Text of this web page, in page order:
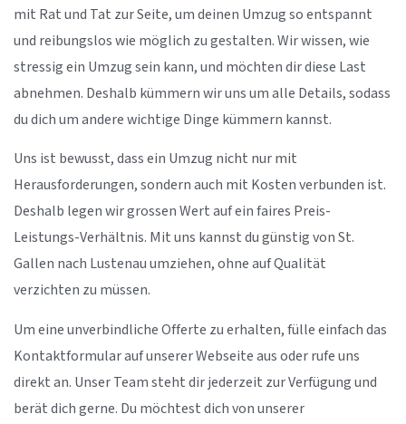
mit Rat und Tat zur Seite, um deinen Umzug so entspannt
und reibungslos wie möglich zu gestalten. Wir wissen, wie
stressig ein Umzug sein kann, und möchten dir diese Last
abnehmen. Deshalb kümmern wir uns um alle Details, sodass
du dich um andere wichtige Dinge kümmern kannst.
Uns ist bewusst, dass ein Umzug nicht nur mit
Herausforderungen, sondern auch mit Kosten verbunden ist.
Deshalb legen wir grossen Wert auf ein faires Preis-
Leistungs-Verhältnis. Mit uns kannst du günstig von St.
Gallen nach Lustenau umziehen, ohne auf Qualität
verzichten zu müssen.
Um eine unverbindliche Offerte zu erhalten, fülle einfach das
Kontaktformular auf unserer Webseite aus oder rufe uns
direkt an. Unser Team steht dir jederzeit zur Verfügung und
berät dich gerne. Du möchtest dich von unserer